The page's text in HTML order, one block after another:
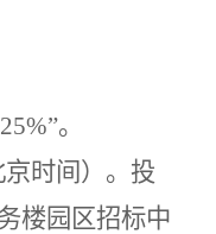
25%”。
时间）。投
楼园区招标中